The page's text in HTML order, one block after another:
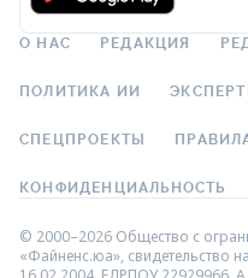
О НАС РЕДАКЦИЯ
ПОЛИТИКА ИИ
СПЕЦПРОЕКТЫ
КОНФИДЕНЦИАЛЬНОСТЬ
© 2000–2026 Общество с
«Файненс.юа», свидетельство